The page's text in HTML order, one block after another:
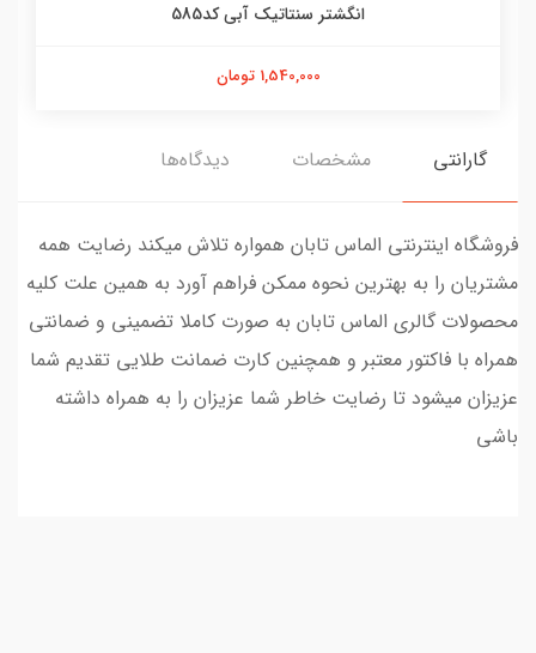
انگشتر سنتاتیک آبی کد585
1,540,000 تومان
گارانتی مشخصات دیدگاه‌ها
فروشگاه اینترنتی الماس تابان همواره تلاش میکند رضایت همه
مشتریان را به بهترین نحوه ممکن فراهم آورد به همین علت کلیه
محصولات گالری الماس تابان به صورت کاملا تضمینی و ضمانتی
همراه با فاکتور معتبر و همچنین کارت ضمانت طلایی تقدیم شما
عزیزان میشود تا رضایت خاطر شما عزیزان را به همراه داشته
باشی